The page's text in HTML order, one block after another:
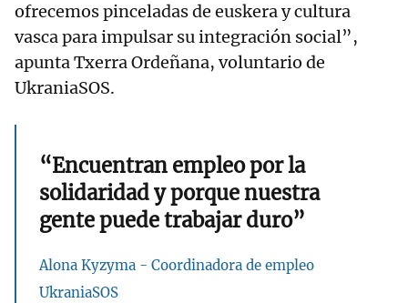
ofrecemos pinceladas de euskera y cultura
vasca para impulsar su integración social”,
apunta Txerra Ordeñana, voluntario de
UkraniaSOS.
“Encuentran empleo por la
solidaridad y porque nuestra
gente puede trabajar duro”
Alona Kyzyma - Coordinadora de empleo
UkraniaSOS